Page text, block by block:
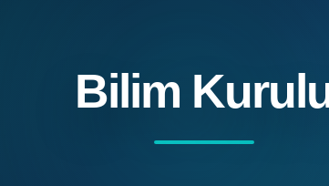
Bilim